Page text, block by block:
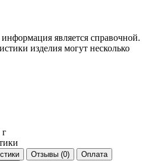
является справочной.
изделия могут несколько
г
Отзывы (0)
Оплата